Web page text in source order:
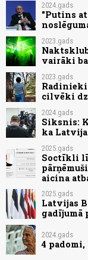
2024.gads
"Putins
2023.gads
vairāki
2023.gads
cilvēki
2024.gads
Siksnis:
ka
2025.gads
Soctīkli
aicina
2025.gads
Latvijas
gadījumā
2024.gads
4